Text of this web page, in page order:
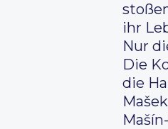
ihr
Nur
Die
die